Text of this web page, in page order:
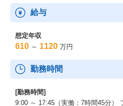
給与
想定年収
610 ～ 1120 万円
勤務時間
[勤務時間]
9:00 ～ 17:45（実働：7時間45分